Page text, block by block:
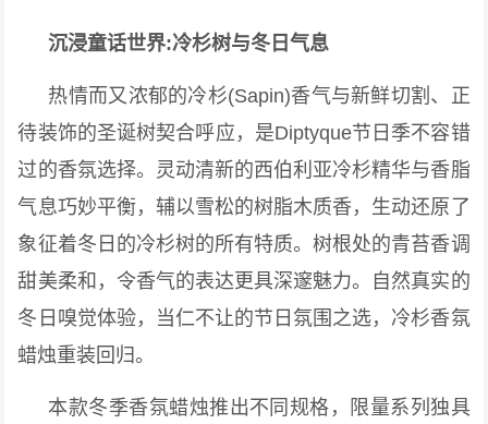
沉浸童话世界:冷杉树与冬日气息
热情而又浓郁的冷杉(Sapin)香气与新鲜切割、正
待装饰的圣诞树契合呼应，是Diptyque节日季不容错
过的香氛选择。灵动清新的西伯利亚冷杉精华与香脂
气息巧妙平衡，辅以雪松的树脂木质香，生动还原了
象征着冬日的冷杉树的所有特质。树根处的青苔香调
甜美柔和，令香气的表达更具深邃魅力。自然真实的
冬日嗅觉体验，当仁不让的节日氛围之选，冷杉香氛
蜡烛重装回归。
本款冬季香氛蜡烛推出不同规格，限量系列独具